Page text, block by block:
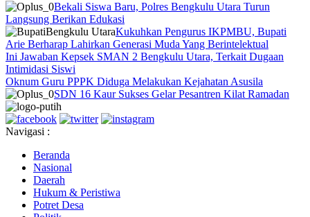
Bekali Siswa Baru, Polres Bengkulu Utara Turun
Langsung Berikan Edukasi
Kukuhkan Pengurus IKPMBU, Bupati
Arie Berharap Lahirkan Generasi Muda Yang Berintelektual
Ini Jawaban Kepsek SMAN 2 Bengkulu Utara, Terkait Dugaan
Intimidasi Siswi
Oknum Guru PPPK Diduga Melakukan Kejahatan Asusila
SDN 16 Kaur Sukses Gelar Pesantren Kilat Ramadan
Navigasi :
Beranda
Nasional
Daerah
Hukum & Peristiwa
Potret Desa